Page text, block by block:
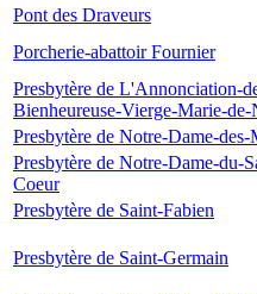
Pont des Draveurs
Porcherie-abattoir Fournier
Presbytère de L'Annonciation-
Bienheureuse-Vierge-Marie-de-
Presbytère de Notre-Dame-
Presbytère de Notre-Dame-du-
Coeur
Presbytère de Saint-Fabien
Presbytère de Saint-Germain